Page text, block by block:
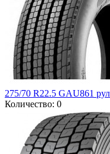
275/70 R22.5 GAU861
Количество: 0